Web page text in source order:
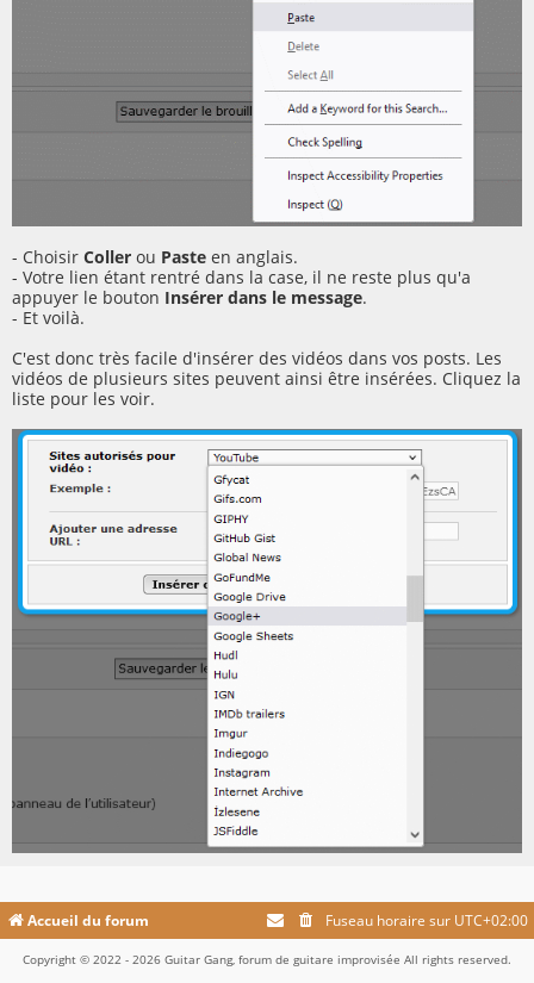
- Choisir Coller ou Paste en anglais.
- Votre lien étant rentré dans la case, il ne reste plus qu'a
appuyer le bouton Insérer dans le message.
- Et voilà.
C'est donc très facile d'insérer des vidéos dans vos posts. Les
vidéos de plusieurs sites peuvent ainsi être insérées. Cliquez la
liste pour les voir.
Accueil du forum Fuseau horaire sur UTC+02:00
Copyright © 2022 - 2026 Guitar Gang, forum de guitare improvisée All rights reserved.